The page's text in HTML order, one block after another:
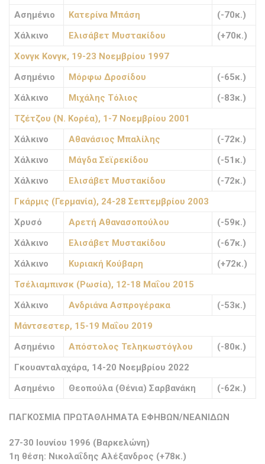
Ασημένιο
Κατερίνα Μπάση
(-70κ.)
Χάλκινο
Ελισάβετ Μυστακίδου
(+70κ.)
Χονγκ Κονγκ, 19-23 Νοεμβρίου 1997
Ασημένιο
Μόρφω Δροσίδου
(-65κ.)
Χάλκινο
Μιχάλης Τόλιος
(-83κ.)
Τζέτζου (Ν. Κορέα), 1-7 Νοεμβρίου 2001
Χάλκινο
Αθανάσιος Μπαλίλης
(-72κ.)
Χάλκινο
Μάγδα Σεϊρεκίδου
(-51κ.)
Χάλκινο
Ελισάβετ Μυστακίδου
(-72κ.)
Γκάρμις (Γερμανία), 24-28 Σεπτεμβρίου 2003
Χρυσό
Αρετή Αθανασοπούλου
(-59κ.)
Χάλκινο
Ελισάβετ Μυστακίδου
(-67κ.)
Χάλκινο
Κυριακή Κούβαρη
(+72κ.)
Τσέλιαμπινσκ (Ρωσία), 12-18 Μαΐου 2015
Χάλκινο
Ανδριάνα Ασπρογέρακα
(-53κ.)
Μάντσεστερ, 15-19 Μαΐου 2019
Ασημένιο
Απόστολος Τεληκωστόγλου
(-80κ.)
Γκουανταλαχάρα, 14-20 Νοεμβρίου 2022
Ασημένιο
Θεοπούλα (Θένια) Σαρβανάκη (-62κ.)
ΠΑΓΚΟΣΜΙΑ ΠΡΩΤΑΘΛΗΜΑΤΑ ΕΦΗΒΩΝ/ΝΕΑΝΙΔΩΝ
27-30 Ιουνίου 1996 (Βαρκελώνη)
1η θέση: Νικολαΐδης Αλέξανδρος (+78κ.)